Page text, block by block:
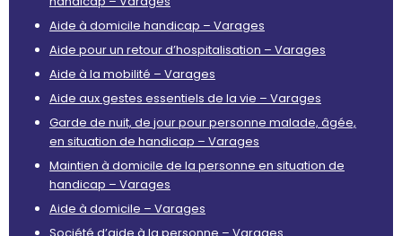
Aide à domicile handicap – Varages
Aide pour un retour d’hospitalisation – Varages
Aide à la mobilité – Varages
Aide aux gestes essentiels de la vie – Varages
Garde de nuit, de jour pour personne malade, âgée,
en situation de handicap – Varages
Maintien à domicile de la personne en situation de
handicap – Varages
Aide à domicile – Varages